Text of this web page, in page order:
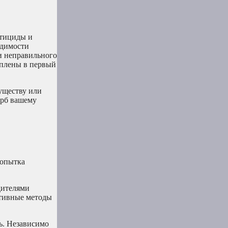
и
неправильного
в первый
или
вашему
методы
Независимо